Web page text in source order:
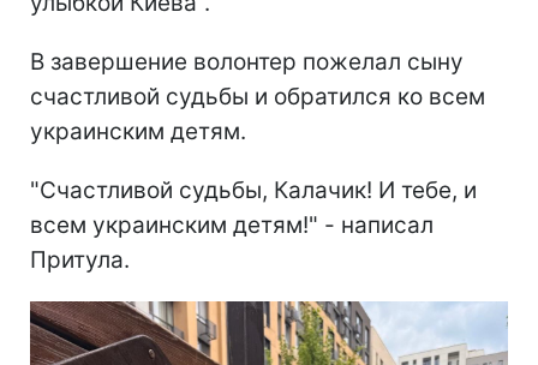
В завершение волонтер пожелал сыну
счастливой судьбы и обратился ко всем
украинским детям.
"Счастливой судьбы, Калачик! И тебе, и
всем украинским детям!" - написал
Притула.